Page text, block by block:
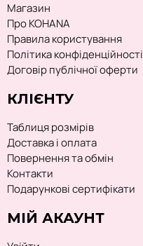
Магазин
Про KOHANA
Правила користування
Політика конфіденційності
Договір публічної оферти
КЛІЄНТУ
Таблиця розмірів
Доставка і оплата
Повернення та обмін
Контакти
Подарункові сертифікати
МІЙ АКАУНТ